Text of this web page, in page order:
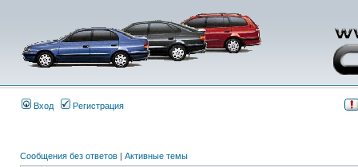
Вход Регистрация
Сообщения без ответов | Активные темы